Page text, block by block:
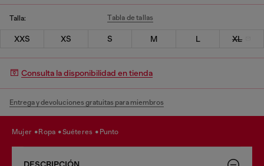
Talla: Tabla de tallas
XXS XS S M L XL
Consulta la disponibilidad en tienda
Entrega y devoluciones gratuitas para miembros
mujer ropa suéteres punto